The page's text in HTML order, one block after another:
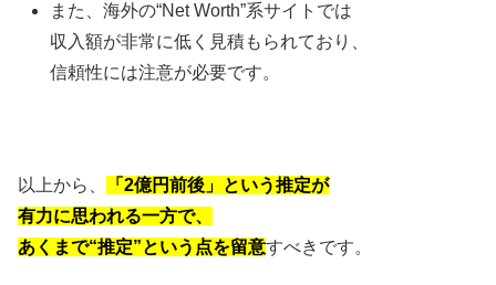
また、海外の“Net Worth”系サイトでは
収入額が非常に低く見積もられており、
信頼性には注意が必要です。
以上から、
「2億円前後」という推定が
有力に思われる一方で、
あくまで“推定”という点を留意すべきです。